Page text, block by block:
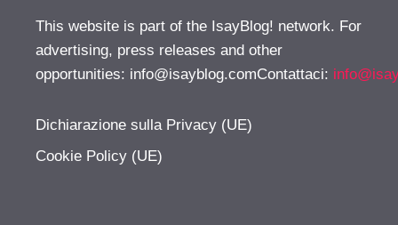
This website is part of the IsayBlog! network. For
advertising, press releases and other
opportunities: info@isayblog.comContattaci:
Dichiarazione sulla Privacy (UE)
Cookie Policy (UE)